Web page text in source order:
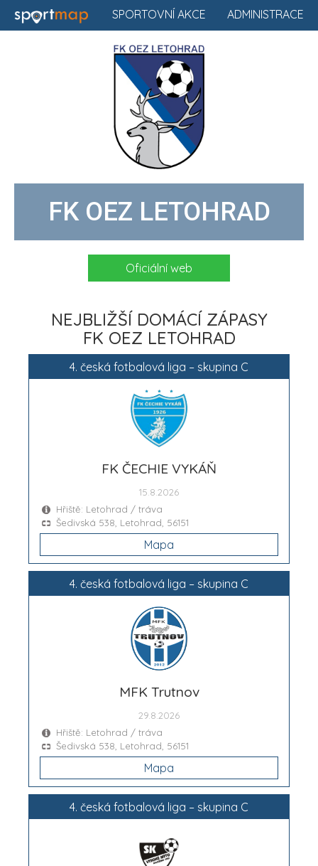
ADMINISTRACE
SPORTOVNÍ AKCE
FK OEZ LETOHRAD
Oficiální web
NEJBLIŽŠÍ DOMÁCÍ ZÁPASY
FK OEZ LETOHRAD
4. česká fotbalová liga – skupina C
FK ČECHIE VYKÁŇ
15.8.2026
Hřiště: Letohrad / tráva
Šedivská 538, Letohrad, 56151
Mapa
4. česká fotbalová liga – skupina C
MFK Trutnov
29.8.2026
Hřiště: Letohrad / tráva
Šedivská 538, Letohrad, 56151
Mapa
4. česká fotbalová liga – skupina C